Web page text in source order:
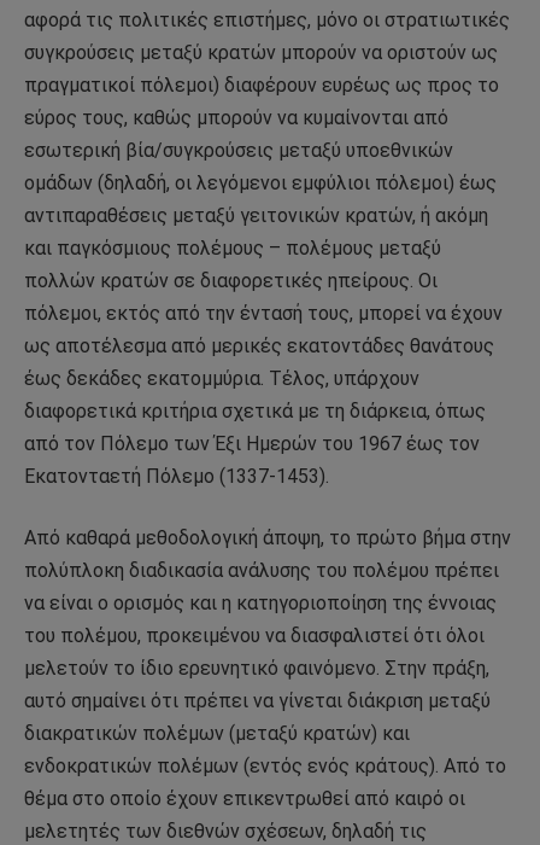
αφορά τις πολιτικές επιστήμες, μόνο οι στρατιωτικές
συγκρούσεις μεταξύ κρατών μπορούν να οριστούν ως
πραγματικοί πόλεμοι) διαφέρουν ευρέως ως προς το
εύρος τους, καθώς μπορούν να κυμαίνονται από
εσωτερική βία/συγκρούσεις μεταξύ υποεθνικών
ομάδων (δηλαδή, οι λεγόμενοι εμφύλιοι πόλεμοι) έως
αντιπαραθέσεις μεταξύ γειτονικών κρατών, ή ακόμη
και παγκόσμιους πολέμους – πολέμους μεταξύ
πολλών κρατών σε διαφορετικές ηπείρους. Οι
πόλεμοι, εκτός από την έντασή τους, μπορεί να έχουν
ως αποτέλεσμα από μερικές εκατοντάδες θανάτους
έως δεκάδες εκατομμύρια. Τέλος, υπάρχουν
διαφορετικά κριτήρια σχετικά με τη διάρκεια, όπως
από τον Πόλεμο των Έξι Ημερών του 1967 έως τον
Εκατονταετή Πόλεμο (1337-1453).
Από καθαρά μεθοδολογική άποψη, το πρώτο βήμα στην
πολύπλοκη διαδικασία ανάλυσης του πολέμου πρέπει
να είναι ο ορισμός και η κατηγοριοποίηση της έννοιας
του πολέμου, προκειμένου να διασφαλιστεί ότι όλοι
μελετούν το ίδιο ερευνητικό φαινόμενο. Στην πράξη,
αυτό σημαίνει ότι πρέπει να γίνεται διάκριση μεταξύ
διακρατικών πολέμων (μεταξύ κρατών) και
ενδοκρατικών πολέμων (εντός ενός κράτους). Από το
θέμα στο οποίο έχουν επικεντρωθεί από καιρό οι
μελετητές των διεθνών σχέσεων, δηλαδή τις